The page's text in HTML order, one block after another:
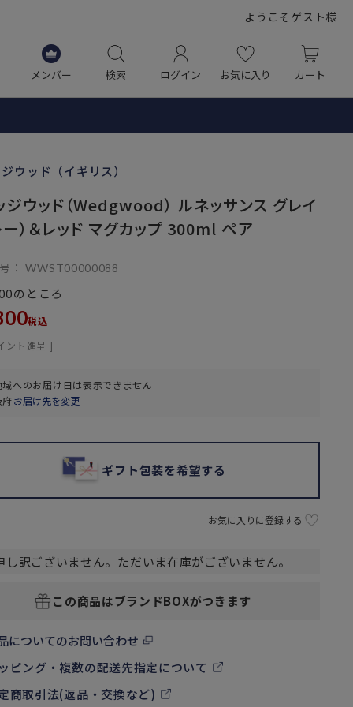
ようこそゲスト様
メンバー 検索 ログイン お気に入り カート
ウッド（イギリス）
ジウッド（Wedgwood） ルネッサンス グレイ
ー）＆レッド マグカップ 300ml ペア
WWST00000088
のところ
税込
ント進呈 ]
へのお届け日は表示できません
お届け先を変更
ギフト包装を希望する
お気に入りに登録する
し訳ございません。ただいま在庫がございません。
この商品はブランドBOXがつきます
についてのお問い合わせ
ピング・複数の配送先指定について
商取引法(返品・交換など)